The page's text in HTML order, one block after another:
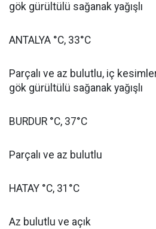
gök gürültülü sağanak yağışlı
ANTALYA °C, 33°C
Parçalı ve az bulutlu, iç
gök gürültülü sağanak yağışlı
BURDUR °C, 37°C
Parçalı ve az bulutlu
HATAY °C, 31°C
Az bulutlu ve açık